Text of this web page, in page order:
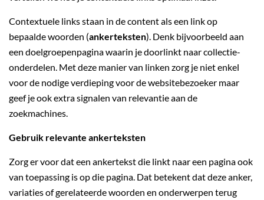
Contextuele links staan in de content als een link op
bepaalde woorden (ankerteksten). Denk bijvoorbeeld aan
een doelgroepenpagina waarin je doorlinkt naar collectie-
onderdelen. Met deze manier van linken zorg je niet enkel
voor de nodige verdieping voor de websitebezoeker maar
geef je ook extra signalen van relevantie aan de
zoekmachines.
Gebruik relevante ankerteksten
Zorg er voor dat een ankertekst die linkt naar een pagina ook
van toepassing is op die pagina. Dat betekent dat deze anker,
variaties of gerelateerde woorden en onderwerpen terug